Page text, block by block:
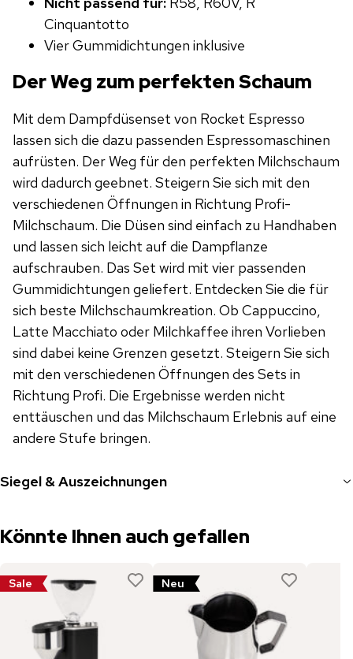
Cinquantotto
Vier Gummidichtungen inklusive
Der Weg zum perfekten Schaum
Mit dem Dampfdüsenset von Rocket Espresso
lassen sich die dazu passenden Espressomaschinen
aufrüsten. Der Weg für den perfekten Milchschaum
wird dadurch geebnet. Steigern Sie sich mit den
verschiedenen Öffnungen in Richtung Profi-
Milchschaum. Die Düsen sind einfach zu Handhaben
und lassen sich leicht auf die Dampflanze
aufschrauben. Das Set wird mit vier passenden
Gummidichtungen geliefert. Entdecken Sie die für
sich beste Milchschaumkreation. Ob Cappuccino,
Latte Macchiato oder Milchkaffee ihren Vorlieben
sind dabei keine Grenzen gesetzt. Steigern Sie sich
mit den verschiedenen Öffnungen des Sets in
Richtung Profi. Die Ergebnisse werden nicht
enttäuschen und das Milchschaum Erlebnis auf eine
andere Stufe bringen.
Siegel & Auszeichnungen
Könnte Ihnen auch gefallen
Sale Neu